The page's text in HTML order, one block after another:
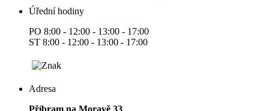
Úřední hodiny
PO 8:00 - 12:00 - 13:00 - 17:00
ST 8:00 - 12:00 - 13:00 - 17:00
Adresa
Příbram na Moravě 33